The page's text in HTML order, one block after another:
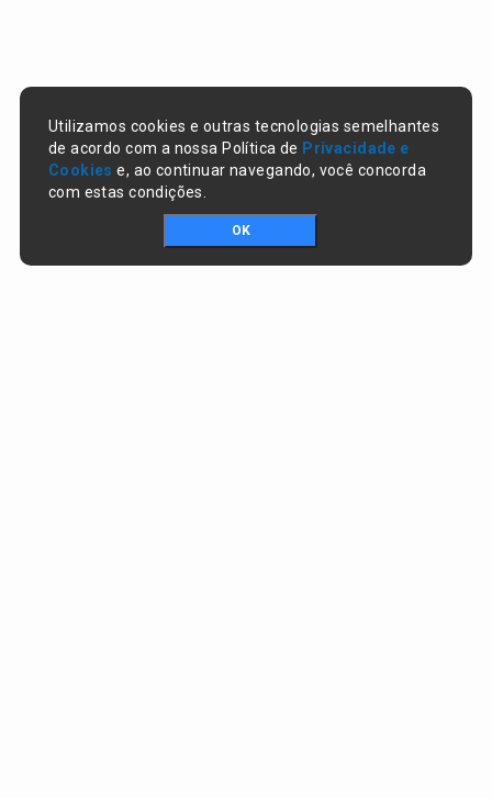
Utilizamos cookies e outras tecnologias semelhantes
de acordo com a nossa Política de Privacidade e
Cookies e, ao continuar navegando, você concorda
com estas condições.
OK